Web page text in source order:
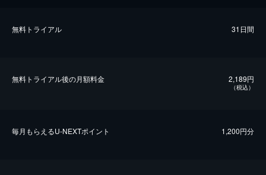
無料トライアル 31日間
無料トライアル後の⽉額料金 2,189円
（税込）
毎⽉もらえるU-NEXTポイント 1,200円分